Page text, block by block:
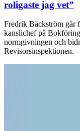
roligaste jag vet”
Fredrik Bäckström går
kanslichef på
normgivningen och
Revisorsinspektionen.